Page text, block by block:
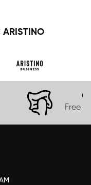
ARISTINO
Free